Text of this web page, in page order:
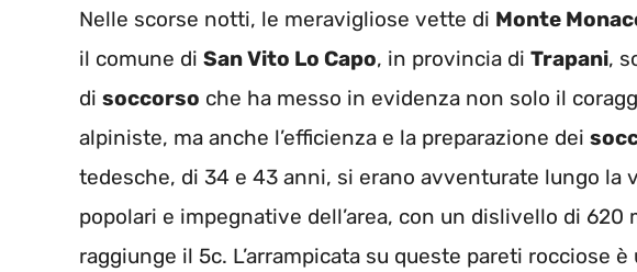
Nelle scorse notti, le meravigliose vette di Monte
il comune di San Vito Lo Capo, in provincia di Trapani,
di soccorso che ha messo in evidenza non solo il
alpiniste, ma anche l’efficienza e la preparazione dei
tedesche, di 34 e 43 anni, si erano avventurate lungo la
popolari e impegnative dell’area, con un dislivello di
raggiunge il 5c. L’arrampicata su queste pareti rocciose